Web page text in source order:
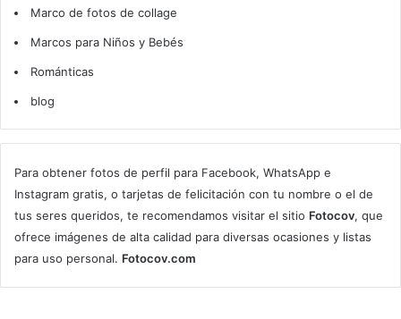
Marco de fotos de collage
Marcos para Niños y Bebés
Románticas
blog
Para obtener fotos de perfil para Facebook, WhatsApp e
Instagram gratis, o tarjetas de felicitación con tu nombre o el de
tus seres queridos, te recomendamos visitar el sitio Fotocov, que
ofrece imágenes de alta calidad para diversas ocasiones y listas
para uso personal. Fotocov.com